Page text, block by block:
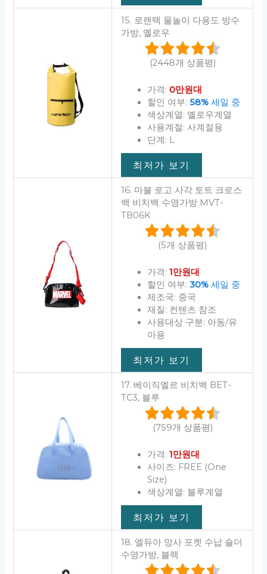
15. 로랜텍 물놀이 다용도 방수
가방, 옐로우
(2448개 상품평)
가격: 0만원대
할인 여부: 58%세일 중
색상계열: 옐로우계열
사용계절: 사계절용
단계: L
최저가 보기
16. 마블 로고 사각 토트 크로스
백 비치백 수영가방 MVT-
TB06K
(5개 상품평)
가격: 1만원대
할인 여부: 30%세일 중
제조국: 중국
재질: 컨텐츠 참조
사용대상 구분: 아동/유
아용
최저가 보기
17. 베이직엘르 비치백 BET-
TC3, 블루
(759개 상품평)
가격: 1만원대
사이즈: FREE (One
Size)
색상계열: 블루계열
최저가 보기
18. 엘듀아 망사 포켓 수납 숄더
수영가방, 블랙